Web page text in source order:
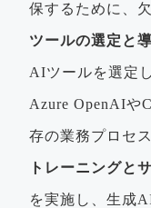
保するために、
ツールの選定と
AIツールを選定
Azure OpenAIや
存の業務プロセ
トレーニングと
を実施し、生成